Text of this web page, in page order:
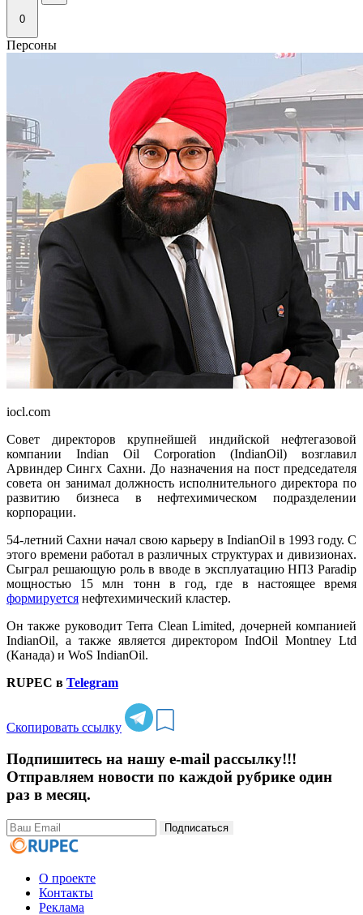
0
iocl.com
Совет директоров крупнейшей индийской нефтегазовой
компании Indian Oil Corporation (IndianOil) возглавил
Арвиндер Сингх Сахни. До назначения на пост председателя
совета он занимал должность исполнительного директора по
развитию бизнеса в нефтехимическом подразделении
корпорации.
54-летний Сахни начал свою карьеру в IndianOil в 1993 году. С
этого времени работал в различных структурах и дивизионах.
Сыграл решающую роль в вводе в эксплуатацию НПЗ Paradip
мощностью 15 млн тонн в год, где в настоящее время
формируется нефтехимический кластер.
Он также руководит Terra Clean Limited, дочерней компанией
IndianOil, а также является директором IndOil Montney Ltd
(Канада) и WoS IndianOil.
RUPEC в Telegram
Скопировать ссылку
Подпишитесь на нашу e-mail рассылку!!!
Отправляем новости по каждой рубрике один
раз в месяц.
Подписаться
О проекте
Контакты
Реклама